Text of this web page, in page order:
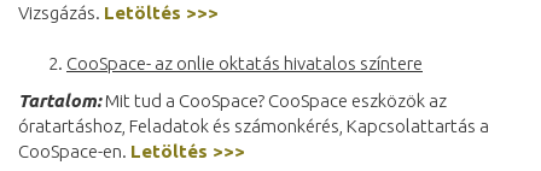
Vizsgázás. Letöltés >>>
CooSpace- az onlie oktatás hivatalos színtere
Tartalom:Mit tud a CooSpace? CooSpace eszközök az
óratartáshoz, Feladatok és számonkérés, Kapcsolattartás a
CooSpace-en. Letöltés >>>